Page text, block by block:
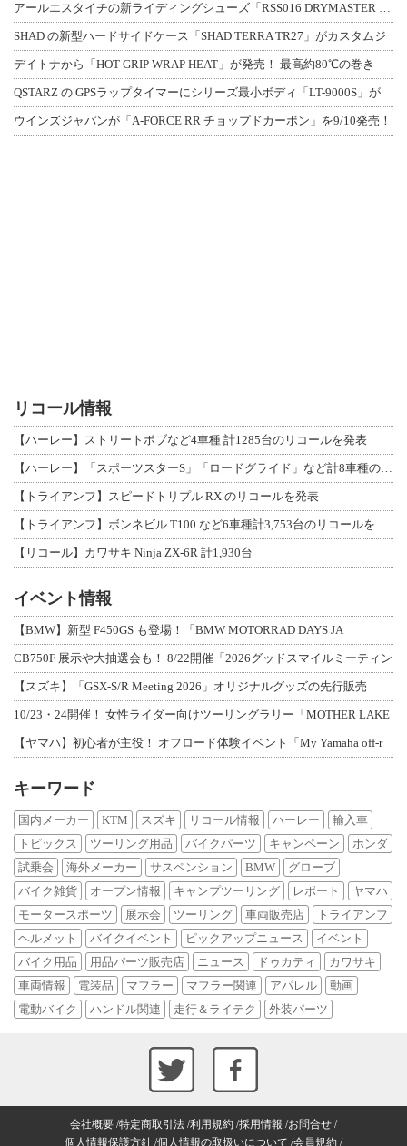
アールエスタイチの新ライディングシューズ「RSS016 DRYMASTER スト
SHAD の新型ハードサイドケース「SHAD TERRA TR27」がカスタムジ
デイトナから「HOT GRIP WRAP HEAT」が発売！ 最高約80℃の巻き
QSTARZ の GPSラップタイマーにシリーズ最小ボディ「LT-9000S」が
ウインズジャパンが「A-FORCE RR チョップドカーボン」を9/10発売！
リコール情報
【ハーレー】ストリートボブなど4車種 計1285台のリコールを発表
【ハーレー】「スポーツスターS」「ロードグライド」など計8車種のリコールを発表
【トライアンフ】スピードトリプル RX のリコールを発表
【トライアンフ】ボンネビル T100 など6車種計3,753台のリコールを発表
【リコール】カワサキ Ninja ZX-6R 計1,930台
イベント情報
【BMW】新型 F450GS も登場！「BMW MOTORRAD DAYS JA
CB750F 展示や大抽選会も！ 8/22開催「2026グッドスマイルミーティン
【スズキ】「GSX-S/R Meeting 2026」オリジナルグッズの先行販売
10/23・24開催！ 女性ライダー向けツーリングラリー「MOTHER LAKE
【ヤマハ】初心者が主役！ オフロード体験イベント「My Yamaha off-r
キーワード
国内メーカー KTM スズキ リコール情報 ハーレー
輸入車
トピックス
ツーリング用品 バイクパーツ キャンペーン
ホンダ
試乗会
海外メーカー サスペンション BMW
グローブ
バイク雑貨
オープン情報 キャンプツーリング レポート
ヤマハ
モータースポーツ
展示会 ツーリング 車両販売店
トライアンフ
ヘルメット
バイクイベント ピックアップニュース
イベント
バイク用品
用品パーツ販売店 ニュース ドゥカティ
カワサキ
車両情報
電装品 マフラー マフラー関連 アパレル
動画
電動バイク
ハンドル関連 走行＆ライテク 外装パーツ
会社概要 特定商取引法 利用規約 採用情報 お問合せ
個人情報保護方針 個人情報の取扱いについて 会員規約